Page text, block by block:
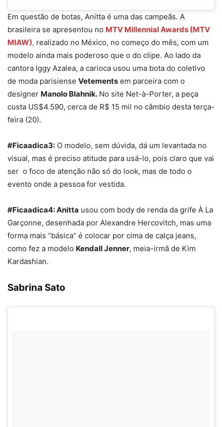
Em questão de botas, Anitta é uma das campeãs. A
brasileira se apresentou no MTV Millennial Awards (MTV
MIAW), realizado no México, no começo do mês, com um
modelo ainda mais poderoso que o do clipe. Ao lado da
cantora Iggy Azalea, a carioca usou uma bota do coletivo
de moda parisiense Vetements em parceira com o
designer Manolo Blahnik. No site Net-à-Porter, a peça
custa US$4.590, cerca de R$ 15 mil no câmbio desta terça-
feira (20).
#Ficaadica3: O modelo, sem dúvida, dá um levantada no
visual, mas é preciso atitude para usá-lo, pois claro que vai
ser o foco de atenção não só do look, mas de todo o
evento onde a pessoa for vestida.
#Ficaadica4: Anitta usou com body de renda da grife À La
Garçonne, desenhada por Alexandre Hercovitch, mas uma
forma mais “básica” é colocar por cima de calça jeans,
como fez a modelo Kendall Jenner, meia-irmã de Kim
Kardashian.
Sabrina Sato